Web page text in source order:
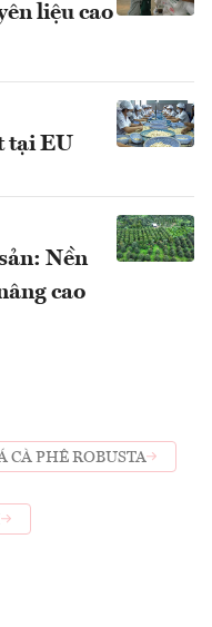
liệu cao
tại EU
Nền
cao
CÀ PHÊ ROBUSTA